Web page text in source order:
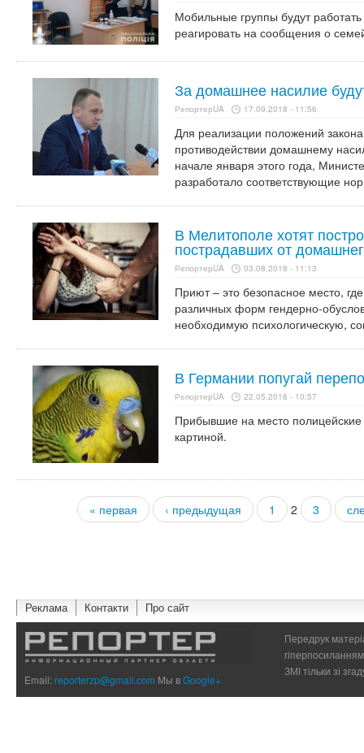
Мобильные группы будут
реагировать на сообщения о
За домашнее насилие
РепортерUA 17.09.2018 - 11:56
Для реализации положений
противодействии домашнему
начале января этого года,
разработало соответствующие
В Мелитополе хотят
пострадавших от
РепортерUA 03.08.2018 - 11:13
Приют – это безопасное место,
различных форм гендерно-
необходимую психологическую,
В Германии попугай
РепортерUA 22.05.2018 - 10:57
Прибывшие на место
картиной.
« первая ‹ предыдущая 1 2 3
Реклама Контакти Про сайт
Email:reporterzp@gmail.com Мы вGoogle+
Передрук
ЗМІ тільки зі